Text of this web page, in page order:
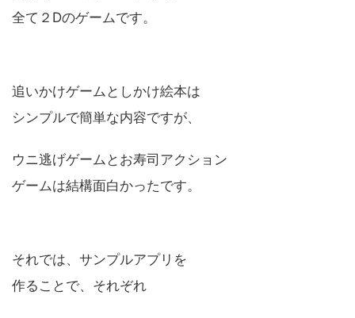
全て２Dのゲームです。
追いかけゲームとしかけ絵本は
シンプルで簡単な内容ですが、
ウニ逃げゲームとお寿司アクション
ゲームは結構面白かったです。
それでは、サンプルアプリを
作ることで、それぞれ